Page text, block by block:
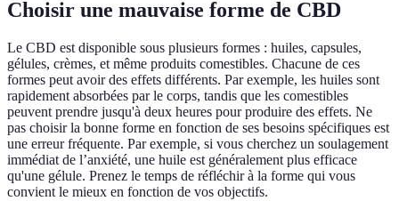
Choisir une mauvaise forme de CBD
Le CBD est disponible sous plusieurs formes : huiles, capsules,
gélules, crèmes, et même produits comestibles. Chacune de ces
formes peut avoir des effets différents. Par exemple, les huiles sont
rapidement absorbées par le corps, tandis que les comestibles
peuvent prendre jusqu'à deux heures pour produire des effets. Ne
pas choisir la bonne forme en fonction de ses besoins spécifiques est
une erreur fréquente. Par exemple, si vous cherchez un soulagement
immédiat de l’anxiété, une huile est généralement plus efficace
qu'une gélule. Prenez le temps de réfléchir à la forme qui vous
convient le mieux en fonction de vos objectifs.